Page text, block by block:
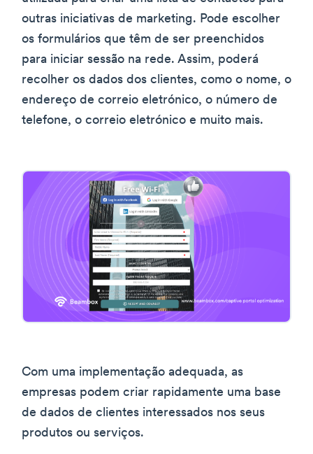
outras iniciativas de marketing. Pode escolher
os formulários que têm de ser preenchidos
para iniciar sessão na rede. Assim, poderá
recolher os dados dos clientes, como o nome, o
endereço de correio eletrónico, o número de
telefone, o correio eletrónico e muito mais.
Com uma implementação adequada, as
empresas podem criar rapidamente uma base
de dados de clientes interessados nos seus
produtos ou serviços.